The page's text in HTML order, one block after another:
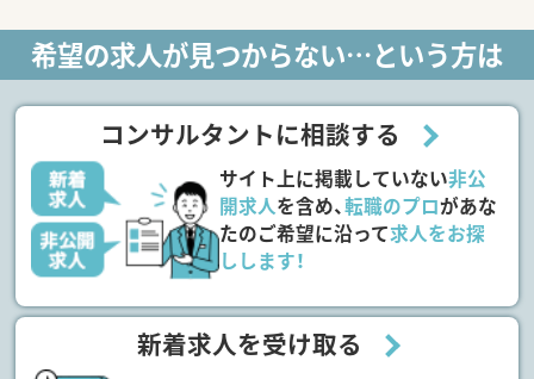
希望の求人が見つからない…という方は
コンサルタントに相談する
サイト上に掲載していない非公
開求人を含め、転職のプロがあな
たのご希望に沿って求人をお探
しします！
新着求人を受け取る